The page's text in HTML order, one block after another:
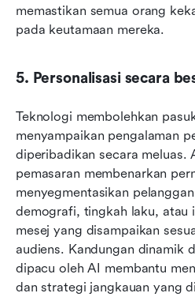
memastikan semua orang
pada keutamaan mereka.
5. Personalisasi secara
Teknologi membolehkan
menyampaikan pengalaman
diperibadikan secara meluas.
pemasaran membenarkan
menyegmentasikan
demografi, tingkah laku, atau
mesej yang disampaikan
audiens. Kandungan dinamik
dipacu oleh AI membantu
dan strategi jangkauan yang